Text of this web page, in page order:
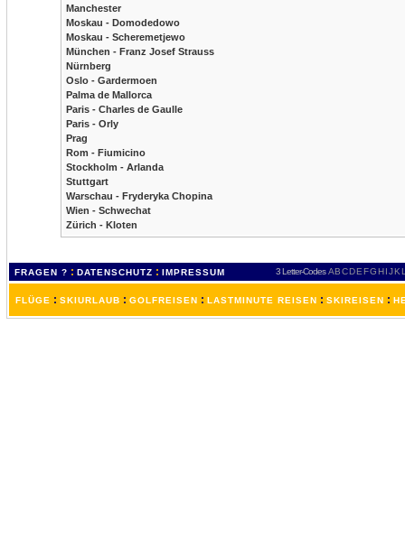
Manchester
Moskau - Domodedowo
Moskau - Scheremetjewo
München - Franz Josef Strauss
Nürnberg
Oslo - Gardermoen
Palma de Mallorca
Paris - Charles de Gaulle
Paris - Orly
Prag
Rom - Fiumicino
Stockholm - Arlanda
Stuttgart
Warschau - Fryderyka Chopina
Wien - Schwechat
Zürich - Kloten
FRAGEN ? : DATENSCHUTZ : IMPRESSUM 3 Letter-Codes ABCDEFGH IJKL
FLÜGE : SKIURLAUB : GOLFREISEN : LASTMINUTE REISEN : SKIREISEN :